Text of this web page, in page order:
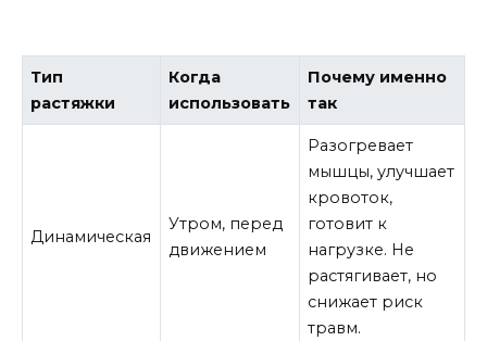
Тип
растяжки
Когда
использовать
Почему именно
так
Динамическая
Утром, перед
движением
Разогревает
мышцы, улучшает
кровоток,
готовит к
нагрузке. Не
растягивает, но
снижает риск
травм.